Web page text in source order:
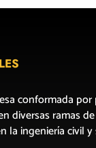
conformada
diversas ramas
la ingeniería civil